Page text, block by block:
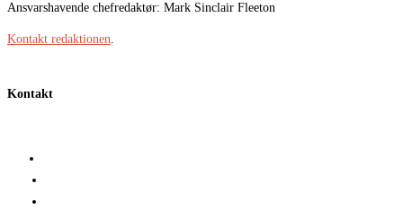
Ansvarshavende chefredaktør: Mark Sinclair Fleeton
Kontakt redaktionen.
Kontakt